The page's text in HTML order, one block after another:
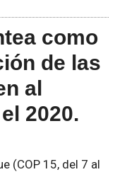
como
de las
al
2020.
(COP 15, del 7 al